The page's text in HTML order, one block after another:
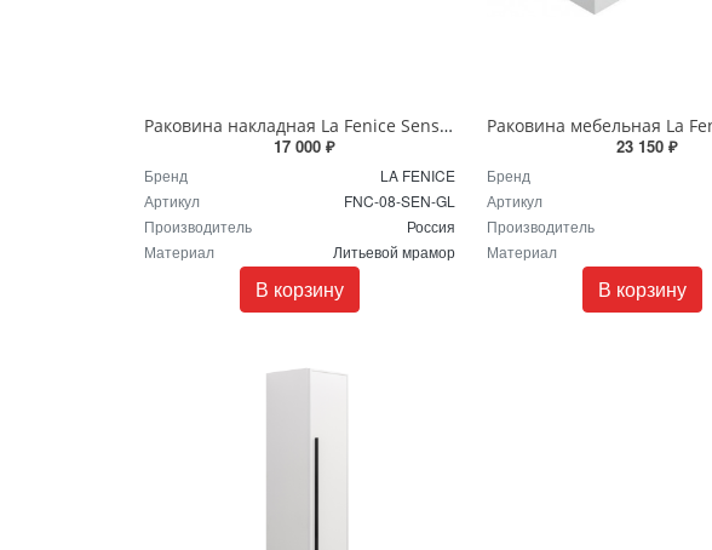
Раковина накладная La Fenice Senso белая глянцевая FNC-08-SEN-GL
17 000 ₽
Бренд
LA FENICE
Артикул
FNC-08-SEN-GL
Производитель
Россия
Материал
Литьевой мрамор
В корзину
23 150 ₽
Бренд
Артикул
Производитель
Материал
В корзину